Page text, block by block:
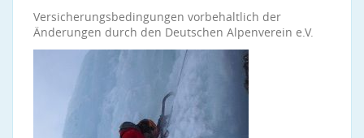
Versicherungsbedingungen vorbehaltlich der
Änderungen durch den Deutschen Alpenverein e.V.